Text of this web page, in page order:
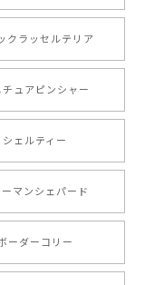
しましたが… 可
【 自然に囲まれた ポメラニアン 】マグカップ 犬 ペット うちの子 犬グッズ ギフト プレゼント 母の日
たので、注文し
クラッセルテリア
チュアピンシャー
シェルティー
ーマンシェパード
ーダーコリー